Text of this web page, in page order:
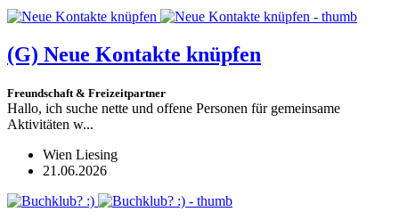
(G) Neue Kontakte knüpfen
Freundschaft & Freizeitpartner
Hallo, ich suche nette und offene Personen für gemeinsame
Aktivitäten w...
Wien Liesing
21.06.2026